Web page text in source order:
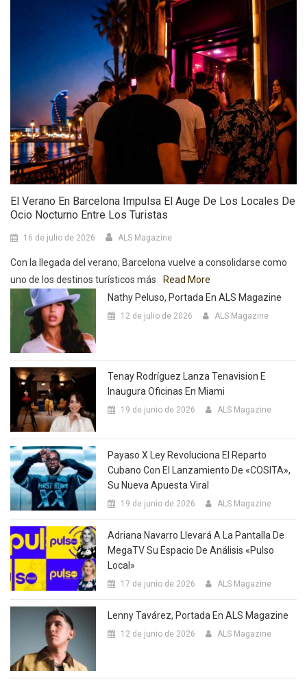
El Verano En Barcelona Impulsa El Auge De Los Locales De
Ocio Nocturno Entre Los Turistas
16 de julio de 2026 ALS Magazine
Con la llegada del verano, Barcelona vuelve a consolidarse como
uno de los destinos turísticos más
Read More
Nathy Peluso, Portada En ALS Magazine
12 de julio de 2026 ALS Magazine
Tenay Rodríguez Lanza Tenavision E
Inaugura Oficinas En Miami
19 de junio de 2026 ALS Magazine
Payaso X Ley Revoluciona El Reparto
Cubano Con El Lanzamiento De «COSITA»,
Su Nueva Apuesta Viral
19 de junio de 2026 ALS Magazine
Adriana Navarro Llevará A La Pantalla De
MegaTV Su Espacio De Análisis «Pulso
Local»
17 de junio de 2026 ALS Magazine
Lenny Tavárez, Portada En ALS Magazine
12 de junio de 2026 ALS Magazine